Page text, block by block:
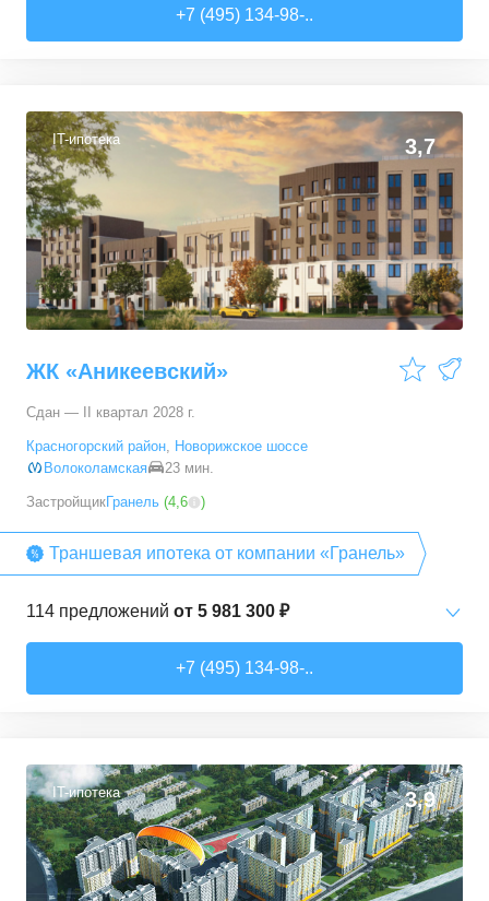
33,58–39,57м² 11 предложений
2-комн. кв. от9 559 800 ₽
49,99–62,73 15 предложений
3-комн. кв. от12 969 440 ₽
66,31–72,75м² 4 предложения
+7 (495) 134-98-..
IT-ипотека 3,7
ЖК «Аникеевский»
Сдан — II квартал 2028 г.
Красногорский район, Новорижское шоссе
Волоколамская
23 мин.
ЗастройщикГранель (4,6 )
Траншевая ипотека от компании «Гранель»
114 предложений от 5 981 300 ₽
34,31–34,68м² 2 предложения
2-комн. кв. от6 452 350 ₽
31,67–43,59м² 43 предложения
+7 (495) 134-98-..
IT-ипотека 3,9